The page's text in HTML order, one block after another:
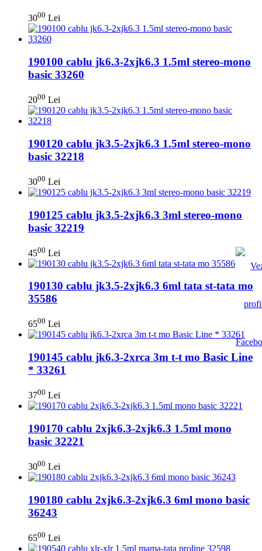
3000 Lei
190100 cablu jk6.3-2xjk6.3 1.5ml stereo-mono
basic 33260
2000 Lei
190120 cablu jk3.5-2xjk6.3 1.5ml stereo-mono
basic 32218
3000 Lei
190125 cablu jk3.5-2xjk6.3 3ml stereo-mono
basic 32219
4500 Lei
190130 cablu jk3.5-2xjk6.3 6ml tata st-tata mo
35586
6500 Lei
190145 cablu jk6.3-2xrca 3m t-t mo Basic Line
* 33261
3700 Lei
190170 cablu 2xjk6.3-2xjk6.3 1.5ml mono
basic 32221
3000 Lei
190180 cablu 2xjk6.3-2xjk6.3 6ml mono basic
36243
6500 Lei